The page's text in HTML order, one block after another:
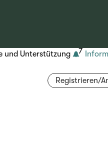
und Unterstützung 7
Registrieren/